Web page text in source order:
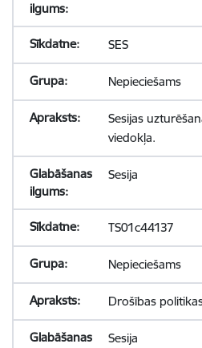
SES
Nepieciešams
Sesijas
viedokļa.
Sesija
TS01c44137
Nepieciešams
Drošības
Sesija